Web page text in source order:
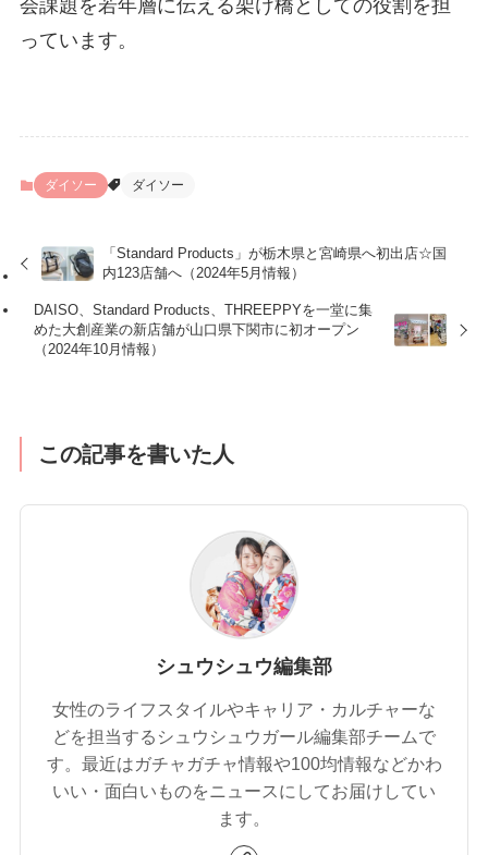
会課題を若年層に伝える架け橋としての役割を担
っています。
ダイソー ダイソー
「Standard Products」が栃木県と宮崎県へ初出店☆国
内123店舗へ（2024年5月情報）
DAISO、Standard Products、THREEPPYを一堂に集
めた大創産業の新店舗が山口県下関市に初オープン
（2024年10月情報）
この記事を書いた人
シュウシュウ編集部
女性のライフスタイルやキャリア・カルチャーな
どを担当するシュウシュウガール編集部チームで
す。最近はガチャガチャ情報や100均情報などかわ
いい・面白いものをニュースにしてお届けしてい
ます。